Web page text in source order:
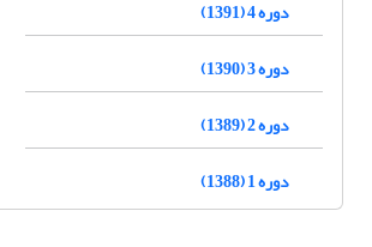
دوره 4 (1391)
دوره 3 (1390)
دوره 2 (1389)
دوره 1 (1388)